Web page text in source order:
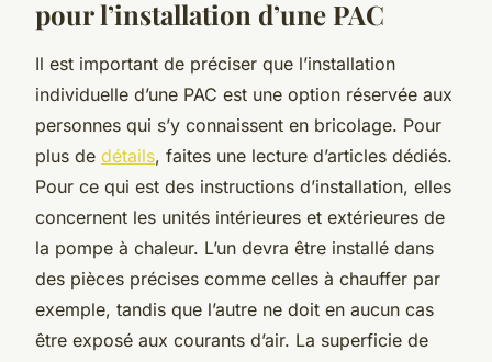
pour l’installation d’une PAC
Il est important de préciser que l’installation
individuelle d’une PAC est une option réservée aux
personnes qui s’y connaissent en bricolage. Pour
plus de détails, faites une lecture d’articles dédiés.
Pour ce qui est des instructions d’installation, elles
concernent les unités intérieures et extérieures de
la pompe à chaleur. L’un devra être installé dans
des pièces précises comme celles à chauffer par
exemple, tandis que l’autre ne doit en aucun cas
être exposé aux courants d’air. La superficie de